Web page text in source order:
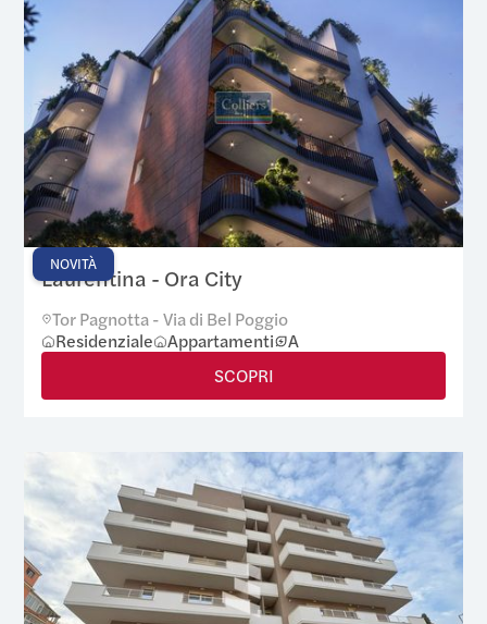
NOVITÀ
Laurentina - Ora City
Tor Pagnotta - Via di Bel Poggio
Residenziale
Appartamenti
A
SCOPRI